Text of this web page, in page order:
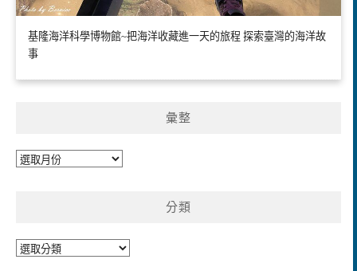
基隆海洋科學博物館~把海洋收藏進一天的旅程 探索臺灣的海洋故
事
彙整
彙
分類
分